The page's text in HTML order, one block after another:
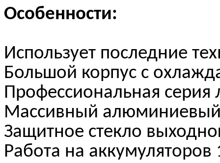
Особенности:
Использует последние
Большой корпус с
Профессиональная серия
Массивный алюминиевый
Защитное стекло
Работа на